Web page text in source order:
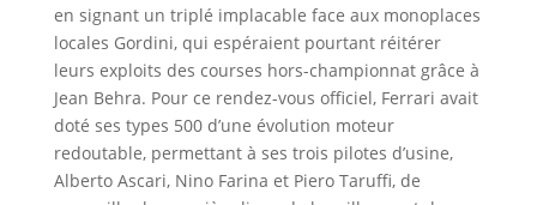
en signant un triplé implacable face aux monoplaces
locales Gordini, qui espéraient pourtant réitérer
leurs exploits des courses hors-championnat grâce à
Jean Behra. Pour ce rendez-vous officiel, Ferrari avait
doté ses types 500 d’une évolution moteur
redoutable, permettant à ses trois pilotes d’usine,
Alberto Ascari, Nino Farina et Piero Taruffi, de